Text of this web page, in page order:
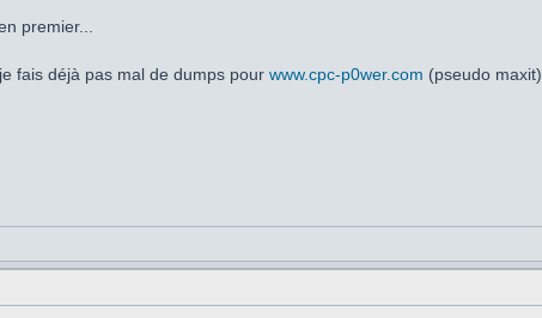
premier...
fais déjà pas mal de dumps pour www.cpc-p0wer.com (pseudo maxit)